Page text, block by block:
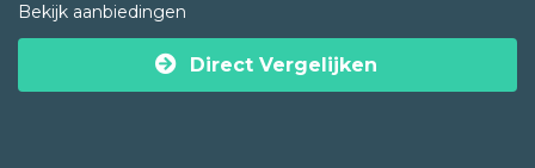
Bekijk aanbiedingen
Direct Vergelijken